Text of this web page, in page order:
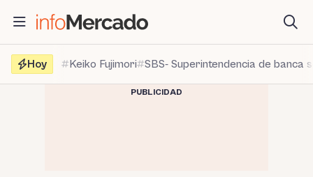
contenido
Hoy
Keiko Fujimori SBS- Superintendencia de banca
PUBLICIDAD